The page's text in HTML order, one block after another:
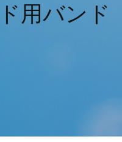
用バンド